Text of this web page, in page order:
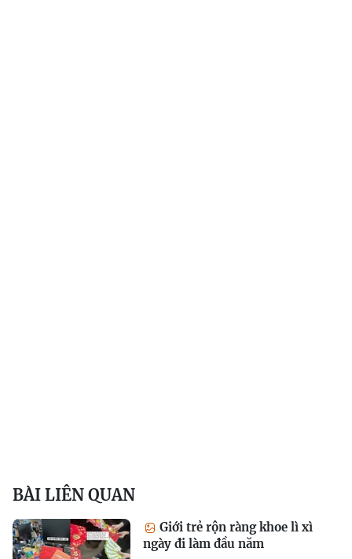
BÀI LIÊN QUAN
Giới trẻ rộn ràng khoe lì xì
ngày đi làm đầu năm